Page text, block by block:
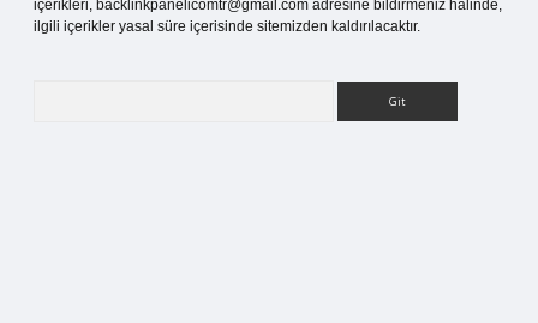
içerikleri, backlinkpanelicomtr@gmail.com adresine bildirmeniz halinde,
ilgili içerikler yasal süre içerisinde sitemizden kaldırılacaktır.